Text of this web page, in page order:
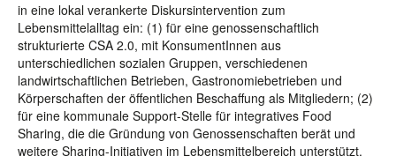
in eine lokal verankerte Diskursintervention zum
Lebensmittelalltag ein: (1) für eine genossenschaftlich
strukturierte CSA 2.0, mit KonsumentInnen aus
unterschiedlichen sozialen Gruppen, verschiedenen
landwirtschaftlichen Betrieben, Gastronomiebetrieben und
Körperschaften der öffentlichen Beschaffung als Mitgliedern; (2)
für eine kommunale Support-Stelle für integratives Food
Sharing, die die Gründung von Genossenschaften berät und
weitere Sharing-Initiativen im Lebensmittelbereich unterstützt.